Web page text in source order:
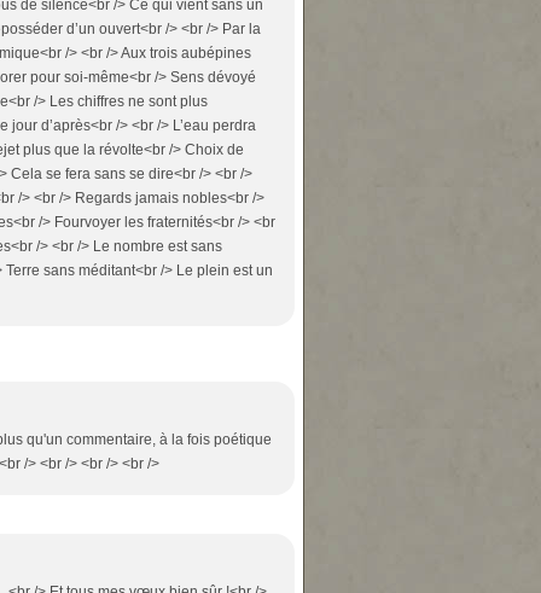
de silence<br /> Ce qui vient sans un
d’un ouvert<br /> <br /> Par la
/> <br /> Aux trois aubépines
pour soi-même<br /> Sens dévoyé
/> Les chiffres ne sont plus
jour d’après<br /> <br /> L’eau perdra
plus que la révolte<br /> Choix de
Cela se fera sans se dire<br /> <br />
/> <br /> Regards jamais nobles<br />
/> Fourvoyer les fraternités<br /> <br
/> <br /> Le nombre est sans
sans méditant<br /> Le plein est un
qu'un commentaire, à la fois poétique
/> <br /> <br /> <br />